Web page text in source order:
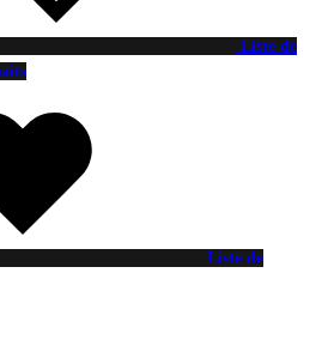
Liste de
Liste de